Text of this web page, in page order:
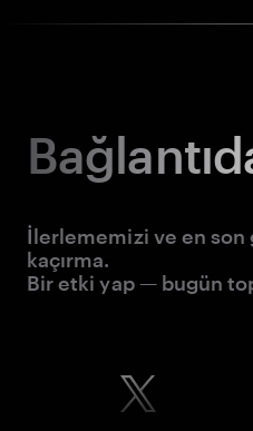
İlerlememizi ve en
kaçırma.
Bir etki yap — bugün